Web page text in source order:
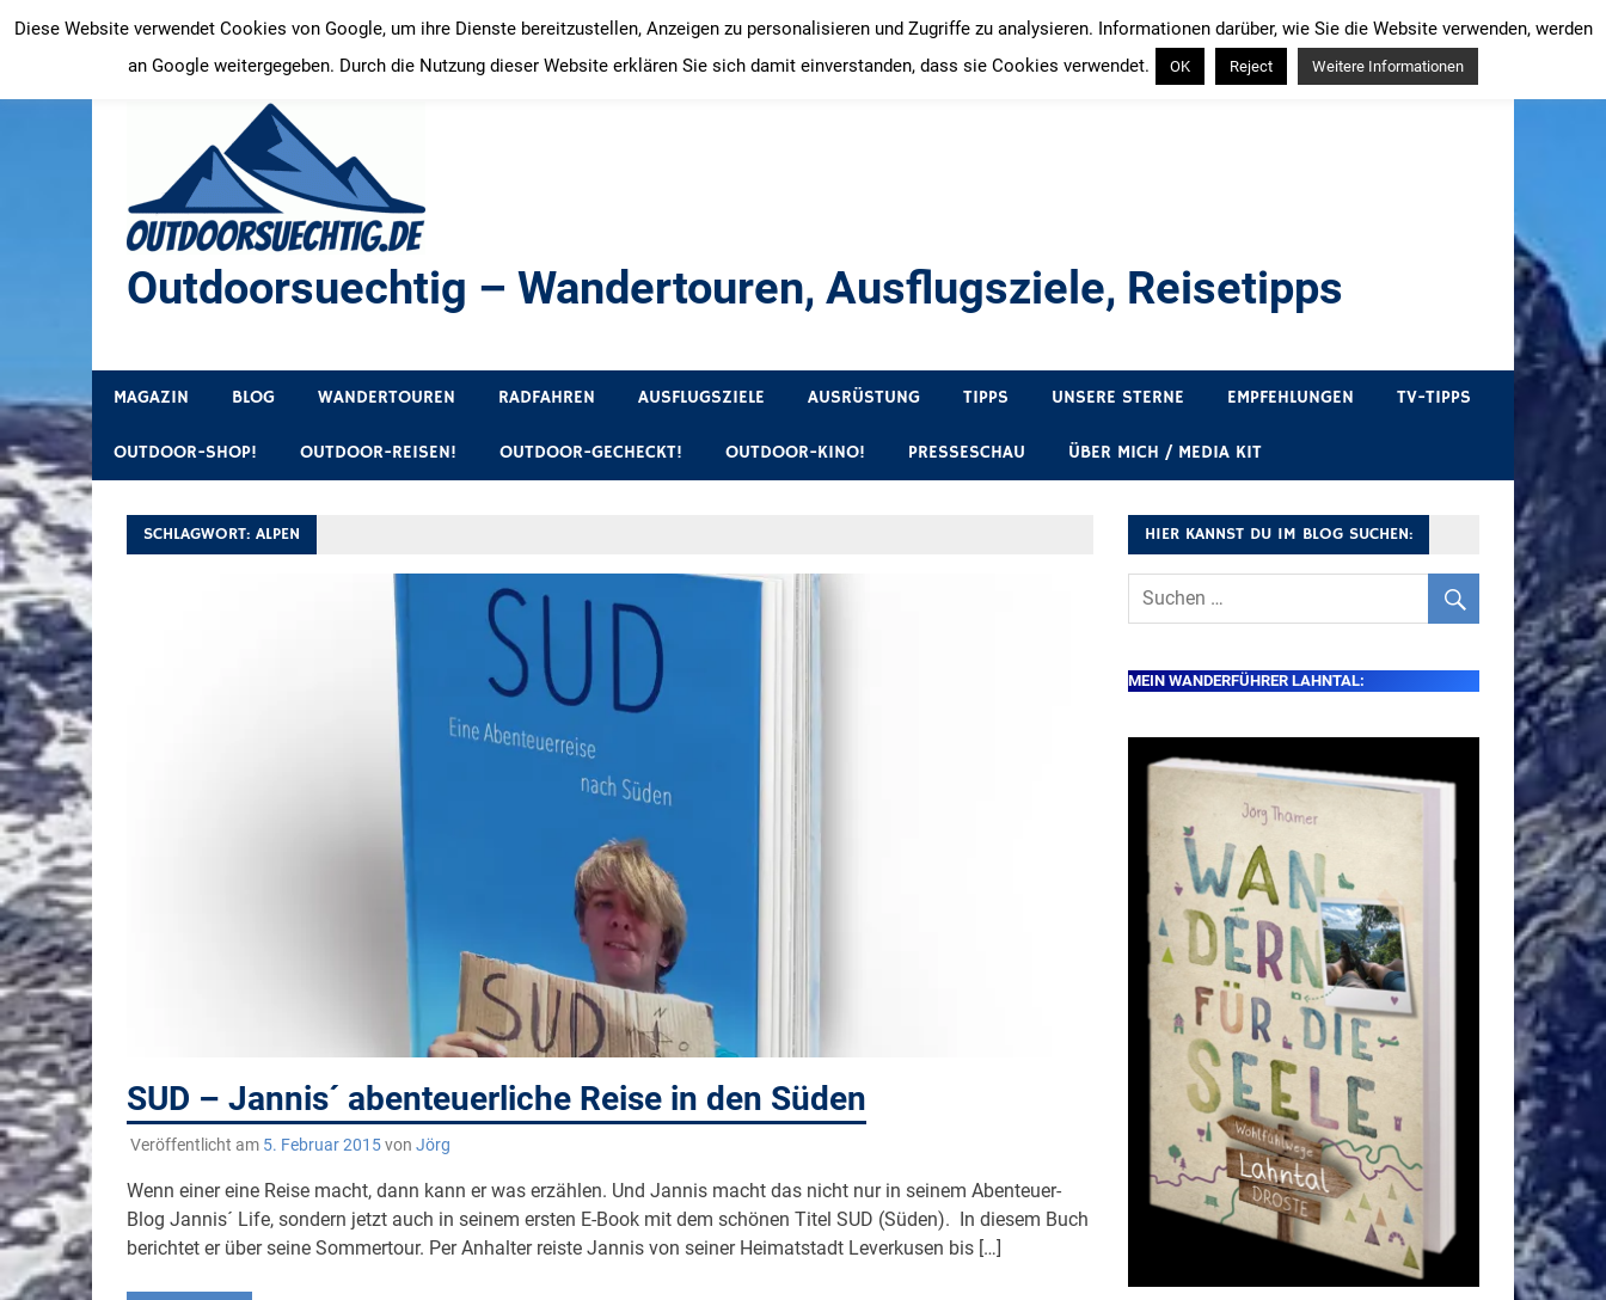
Inhalt
springen
Outdoorsuechtig – Wandertouren, Ausflugsziele, Reisetipps
MAGAZIN BLOG WANDERTOUREN RADFAHREN AUSFLUGSZIELE AUSRÜSTUNG TIPPS UNSERE STERNE EMPFEHLUNGEN TV-TIPPS
OUTDOOR-SHOP! OUTDOOR-REISEN! OUTDOOR-GECHECKT! OUTDOOR-KINO! PRESSESCHAU ÜBER MICH / MEDIA KIT
SCHLAGWORT: ALPEN
SUD – Jannis´ abenteuerliche Reise in den Süden
Veröffentlicht am 5. Februar 2015von Jörg
Wenn einer eine Reise macht, dann kann er was erzählen. Und Jannis macht das nicht nur in seinem Abenteuer-
Blog Jannis´ Life, sondern jetzt auch in seinem ersten E-Book mit dem schönen Titel SUD (Süden). In diesem Buch
berichtet er über seine Sommertour. Per Anhalter reiste Jannis von seiner Heimatstadt Leverkusen bis […]
HIER KANNST DU IM BLOG SUCHEN:
MEIN WANDERFÜHRER LAHNTAL:
Diese Website verwendet Cookies von Google, um ihre Dienste bereitzustellen, Anzeigen zu personalisieren und Zugriffe zu analysieren. Informationen darüber, wie Sie die Website verwenden, werden
an Google weitergegeben. Durch die Nutzung dieser Website erklären Sie sich damit einverstanden, dass sie Cookies verwendet.
OK Reject Weitere Informationen